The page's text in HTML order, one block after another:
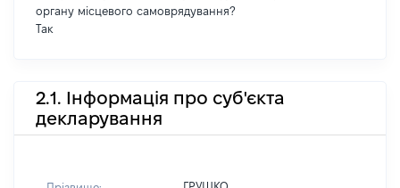
органу місцевого самоврядування?
Так
2.1. Інформація про суб'єкта
декларування